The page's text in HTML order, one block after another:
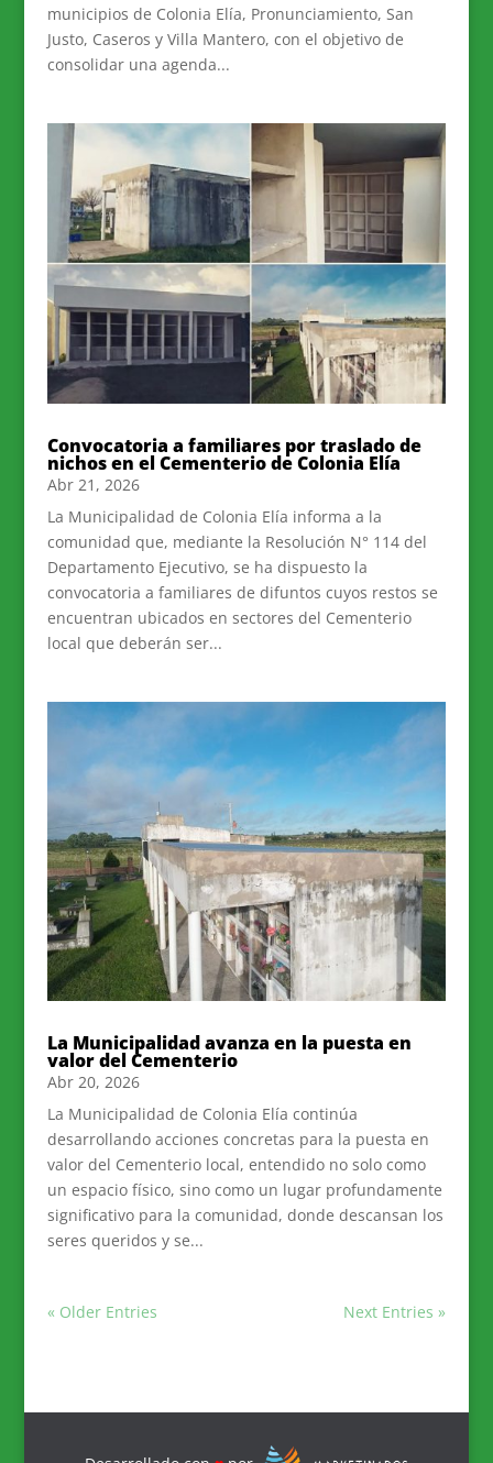
municipios de Colonia Elía, Pronunciamiento, San
Justo, Caseros y Villa Mantero, con el objetivo de
consolidar una agenda...
Convocatoria a familiares por traslado de
nichos en el Cementerio de Colonia Elía
Abr 21, 2026
La Municipalidad de Colonia Elía informa a la
comunidad que, mediante la Resolución N° 114 del
Departamento Ejecutivo, se ha dispuesto la
convocatoria a familiares de difuntos cuyos restos se
encuentran ubicados en sectores del Cementerio
local que deberán ser...
La Municipalidad avanza en la puesta en
valor del Cementerio
Abr 20, 2026
La Municipalidad de Colonia Elía continúa
desarrollando acciones concretas para la puesta en
valor del Cementerio local, entendido no solo como
un espacio físico, sino como un lugar profundamente
significativo para la comunidad, donde descansan los
seres queridos y se...
« Older Entries Next Entries »